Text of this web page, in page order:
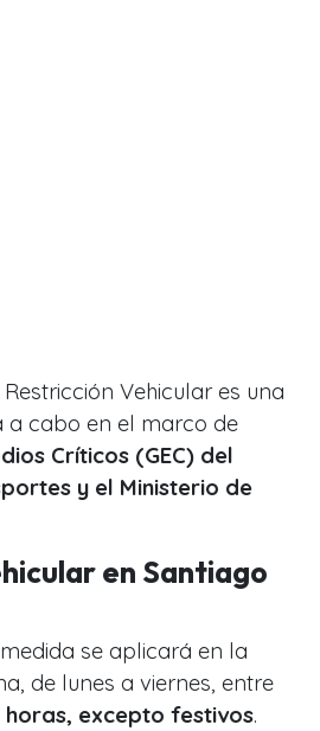
Vehicular es una
a cabo en el marco de
Críticos (GEC) del
y el Ministerio de
en Santiago
se aplicará en la
de lunes a viernes, entre
horas, excepto festivos.